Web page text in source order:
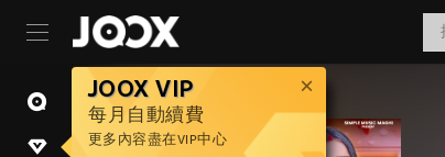
JOOX VIP
每月自動續費
更多內容盡在VIP中心